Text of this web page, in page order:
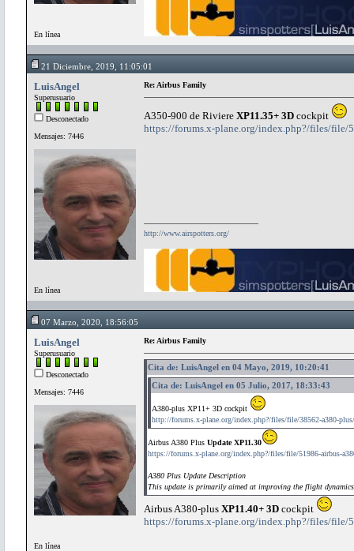
En línea
21 Diciembre, 2019, 11:05:01
LuisAngel
Superusuario
Desconectado
Mensajes: 7446
En línea
Re: Airbus Family
A350-900 de Riviere XP11.35+ 3D cockpit
https://forums.x-plane.org/index.php?/files/file/
http://www.airspotters.org/
07 Marzo, 2020, 18:56:05
LuisAngel
Superusuario
Desconectado
Mensajes: 7446
En línea
Re: Airbus Family
Cita de: LuisAngel en 04 Mayo, 2019, 10:20:41
Cita de: LuisAngel en 05 Julio, 2017, 18:33:43
A380-plus XP11+ 3D cockpit
http://forums.x-plane.org/index.php?/files/file/38562-a380-plus/
Airbus A380 Plus Update XP11.30
https://forums.x-plane.org/index.php?/files/file/51986-airbus-
A380 Plus Update Description
This update is primarily aimed at improving the flight
Airbus A380-plus XP11.40+ 3D cockpit
https://forums.x-plane.org/index.php?/files/file/